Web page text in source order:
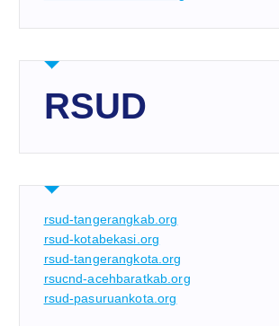
RSUD
rsud-tangerangkab.org
rsud-kotabekasi.org
rsud-tangerangkota.org
rsucnd-acehbaratkab.org
rsud-pasuruankota.org